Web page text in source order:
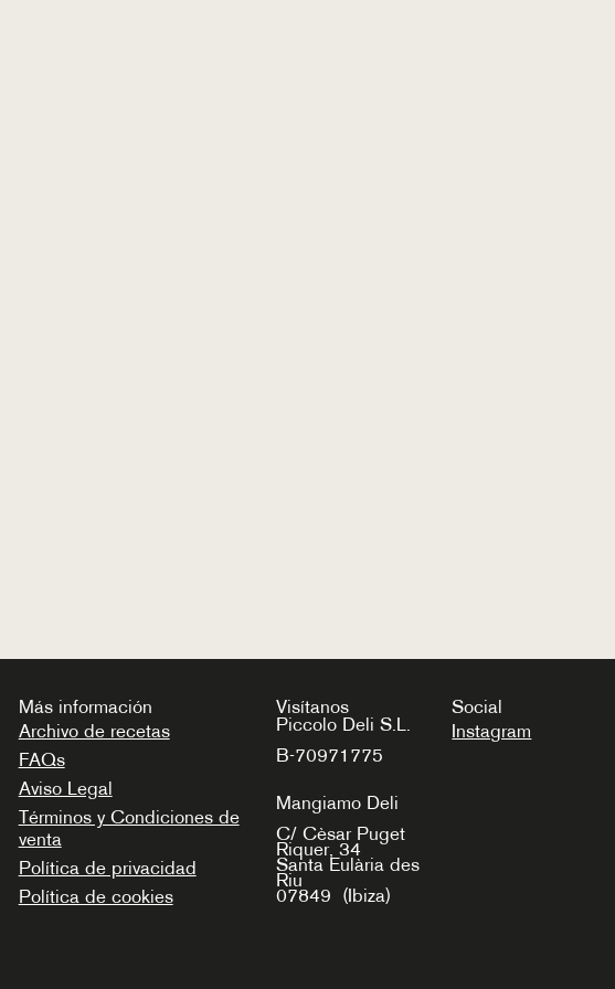
Más información
Archivo de recetas
FAQs
Aviso Legal
Términos y Condiciones de
venta
Política de privacidad
Política de cookies
Visítanos
Piccolo Deli S.L.
B-70971775
Mangiamo Deli
C/ Cèsar Puget
Riquer, 34
Santa Eulària des
Riu
07849 (Ibiza)
Social
Instagram